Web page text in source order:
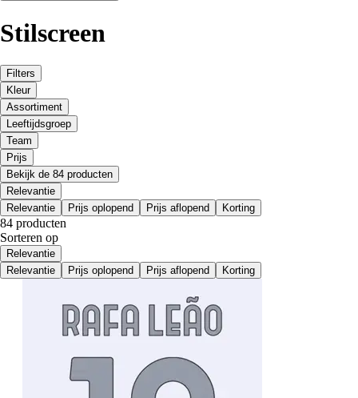
Stilscreen
Filters
Kleur
Assortiment
Leeftijdsgroep
Team
Prijs
Bekijk de 84 producten
Relevantie
Relevantie
Prijs oplopend Prijs aflopend Korting
84 producten
Sorteren op
Relevantie
Relevantie
Prijs oplopend Prijs aflopend Korting